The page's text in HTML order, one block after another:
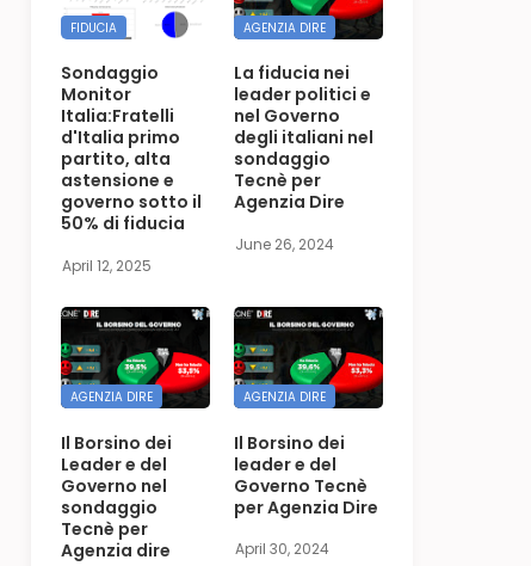
FIDUCIA
Sondaggio
Monitor
Italia:Fratelli
d'Italia primo
partito, alta
astensione e
governo sotto il
50% di fiducia
April 12, 2025
AGENZIA DIRE
La fiducia nei
leader politici e
nel Governo
degli italiani nel
sondaggio
Tecnè per
Agenzia Dire
June 26, 2024
AGENZIA DIRE
Il Borsino dei
Leader e del
Governo nel
sondaggio
Tecnè per
Agenzia dire
AGENZIA DIRE
Il Borsino dei
leader e del
Governo Tecnè
per Agenzia Dire
April 30, 2024